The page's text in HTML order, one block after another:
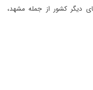
دیگر کشور از جمله مشهد،